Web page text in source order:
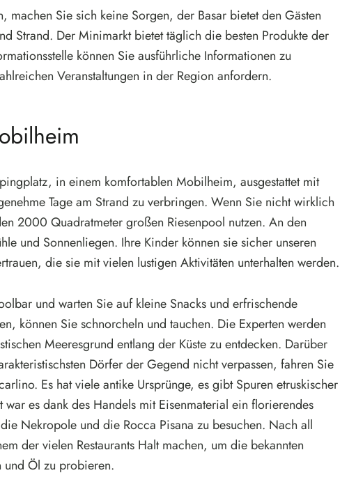
machen Sie sich keine Sorgen, der Basar bietet den Gästen
Strand. Der Minimarkt bietet täglich die besten Produkte der
können Sie ausführliche Informationen zu
Veranstaltungen in der Region anfordern.
in einem komfortablen Mobilheim, ausgestattet mit
Tage am Strand zu verbringen. Wenn Sie nicht wirklich
2000 Quadratmeter großen Riesenpool nutzen. An den
und Sonnenliegen. Ihre Kinder können sie sicher unseren
die sie mit vielen lustigen Aktivitäten unterhalten werden.
und warten Sie auf kleine Snacks und erfrischende
können Sie schnorcheln und tauchen. Die Experten werden
Meeresgrund entlang der Küste zu entdecken. Darüber
Dörfer der Gegend nicht verpassen, fahren Sie
Es hat viele antike Ursprünge, es gibt Spuren etruskischer
es dank des Handels mit Eisenmaterial ein florierendes
Nekropole und die Rocca Pisana zu besuchen. Nach all
der vielen Restaurants Halt machen, um die bekannten
Öl zu probieren.